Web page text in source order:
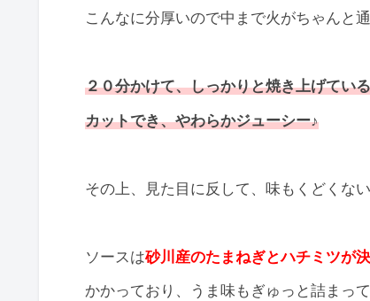
こんなに分厚いので中まで火がちゃんと
２０分かけて、しっかりと焼き上げてい
カットでき、やわらかジューシー♪
その上、見た目に反して、味もくどくな
ソースは砂川産のたまねぎとハチミツが
かかっており、うま味もぎゅっと詰まっ